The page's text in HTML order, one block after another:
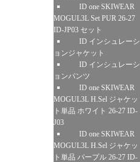
ID one SKIWEAR
MOGUL3L Set PUR 26-27
ID-JP03 セット
ID インシュレーシ
ョンジャケット
ID インシュレーシ
ョンパンツ
ID one SKIWEAR
MOGUL3L H.Sel ジャケッ
ト単品 ホワイト 26-27 ID-
J03
ID one SKIWEAR
MOGUL3L H.Sel ジャケッ
ト単品 パープル 26-27 ID-